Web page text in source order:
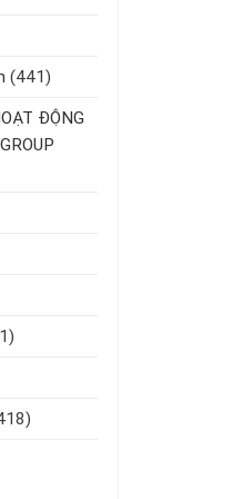
(441)
ĐỘNG